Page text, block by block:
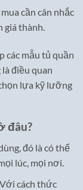
cần cân nhắc
thành.
các mẫu tủ quần
điều quan
lựa kỹ lưỡng
đâu?
đó là có thể
lúc, mọi nơi.
cách thức